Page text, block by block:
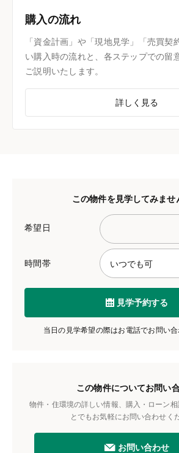
購入の流れ
「資金計画」や「現地見学」「売買契
い購入時の流れと、各ステップでの留
ご説明いたします。
詳しく見る
この物件を見学してみませ
希望日
時間帯
見学予約する
当日の見学希望の際はお電話でお問い合
この物件についてお問い
物件・住環境の詳しい情報、購入・ローン
とでもお気軽にお問い合わせく
お問い合わせ